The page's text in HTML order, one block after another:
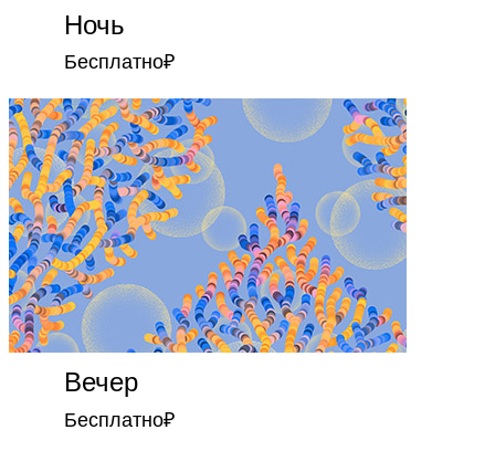
Ночь
Бесплатно₽
Вечер
Бесплатно₽